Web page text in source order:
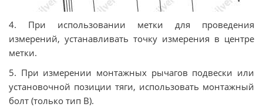
4. При использовании метки для проведения
измерений, устанавливать точку измерения в центре
метки.
5. При измерении монтажных рычагов подвески или
установочной позиции тяги, использовать монтажный
болт (только тип В).